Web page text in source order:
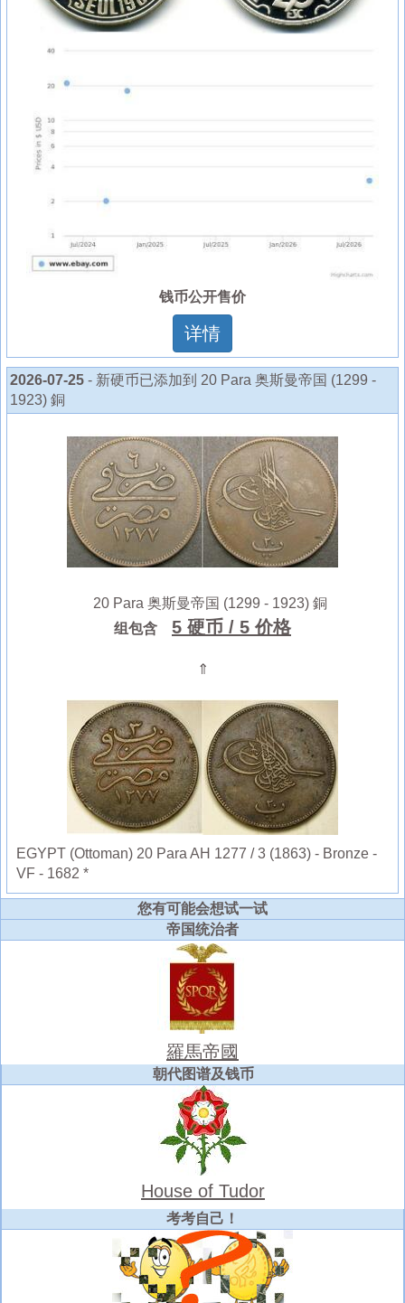
钱币公开售价
详情
2026-07-25 - 新硬币已添加到 20 Para 奥斯曼帝国 (1299 -
1923) 銅
20 Para 奥斯曼帝国 (1299 - 1923) 銅
组包含
5 硬币 / 5 价格
⇑
EGYPT (Ottoman) 20 Para AH 1277 / 3 (1863) - Bronze -
VF - 1682 *
您有可能会想试一试
帝国统治者
羅馬帝國
朝代图谱及钱币
House of Tudor
考考自己！